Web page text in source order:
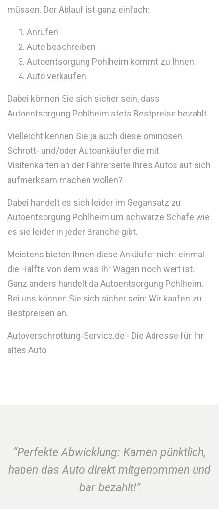
müssen. Der Ablauf ist ganz einfach:
Anrufen
Auto beschreiben
Autoentsorgung Pohlheim kommt zu Ihnen
Auto verkaufen
Dabei können Sie sich sicher sein, dass
Autoentsorgung Pohlheim stets Bestpreise bezahlt.
Vielleicht kennen Sie ja auch diese ominösen
Schrott- und/oder Autoankäufer die mit
Visitenkarten an der Fahrerseite Ihres Autos auf sich
aufmerksam machen wollen?
Dabei handelt es sich leider im Gegansatz zu
Autoentsorgung Pohlheim um schwarze Schafe wie
es sie leider in jeder Branche gibt.
Meistens bieten Ihnen diese Ankäufer nicht einmal
die Hälfte von dem was Ihr Wagen noch wert ist.
Ganz anders handelt da Autoentsorgung Pohlheim.
Bei uns können Sie sich sicher sein: Wir kaufen zu
Bestpreisen an.
Autoverschrottung-Service.de - Die Adresse für Ihr
altes Auto
“Perfekte Abwicklung: Kamen pünktlich,
haben das Auto direkt mitgenommen und
bar bezahlt!”